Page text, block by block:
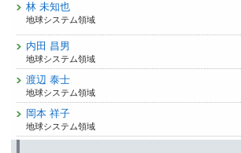
林 未知也
地球システム領域
内田 昌男
地球システム領域
渡辺 泰士
地球システム領域
岡本 祥子
地球システム領域